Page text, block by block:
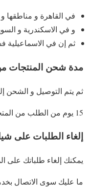
في القاهرة و مناطقها و
و في الاسكندرية و السويس بقيمة
ثم إن في الاسماعيلية
مدة شحن المنتجات
ثم يتم التوصيل و الشحن
15 يوم من الطلب من المتجر.
إلغاء الطلبات على
يمكنك إلغاء طلباتك على
ما عليك سوى الاتصال